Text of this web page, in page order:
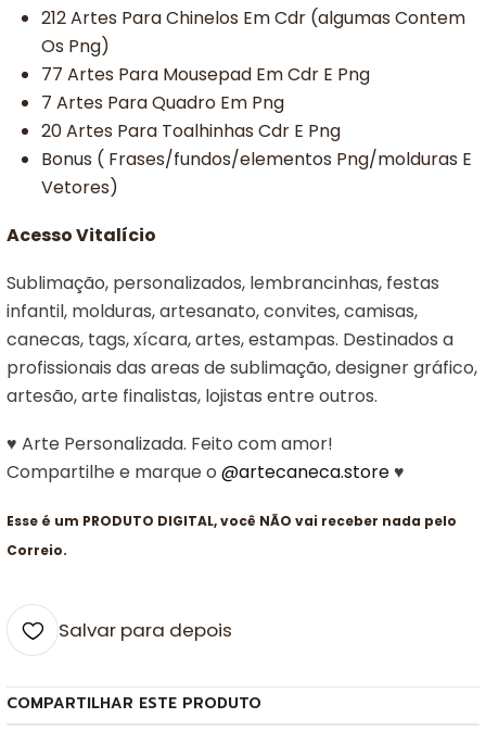
212 Artes Para Chinelos Em Cdr (algumas Contem
Os Png)
77 Artes Para Mousepad Em Cdr E Png
7 Artes Para Quadro Em Png
20 Artes Para Toalhinhas Cdr E Png
Bonus ( Frases/fundos/elementos Png/molduras E
Vetores)
Acesso Vitalício
Sublimação, personalizados, lembrancinhas, festas
infantil, molduras, artesanato, convites, camisas,
canecas, tags, xícara, artes, estampas. Destinados a
profissionais das areas de sublimação, designer gráfico,
artesão, arte finalistas, lojistas entre outros.
♥ Arte Personalizada. Feito com amor!
Compartilhe e marque o @artecaneca.store♥
Esse é um PRODUTO DIGITAL, você NÃO vai receber nada pelo
Correio.
Salvar para depois
COMPARTILHAR ESTE PRODUTO